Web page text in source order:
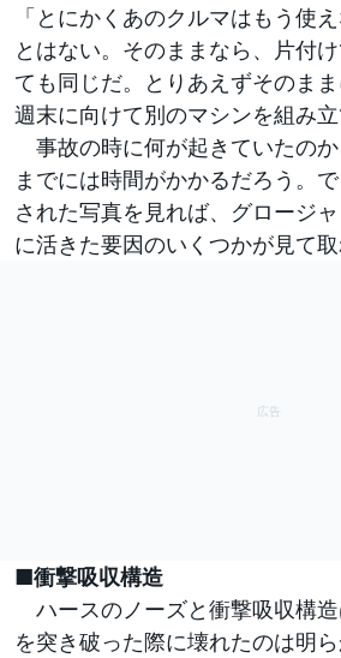
「とにかくあのクルマはもう使
とはない。そのままなら、片付
ても同じだ。とりあえずそのま
週末に向けて別のマシンを組み立
事故の時に何が起きていたの
までには時間がかかるだろう。
された写真を見れば、グロージ
に活きた要因のいくつかが見て取
■衝撃吸収構造
ハースのノーズと衝撃吸収構
を突き破った際に壊れたのは明ら